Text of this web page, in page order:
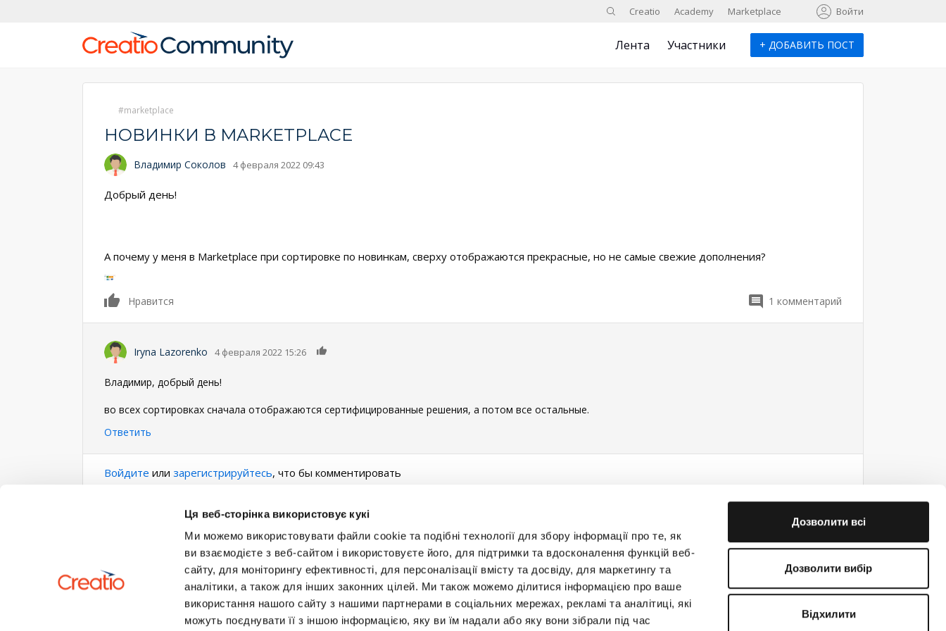
Ця веб-сторінка використовує кукі
Ми можемо використовувати файли cookie та подібні технології для збору інформації про те, як
ви взаємодієте з веб-сайтом і використовуєте його, для підтримки та вдосконалення функцій веб-
сайту, для моніторингу ефективності, для персоналізації вмісту та досвіду, для маркетингу та
аналітики, а також для інших законних цілей. Ми також можемо ділитися інформацією про ваше
використання нашого сайту з нашими партнерами в соціальних мережах, рекламі та аналітиці, які
можуть поєднувати її з іншою інформацією, яку ви їм надали або яку вони зібрали під час
Дозволити всі
Дозволити вибір
Відхилити
ПоискCreatio Academy Marketplace Войти
Лента Участники + ДОБАВИТЬ ПОСТ
marketplace
НОВИНКИ В MARKETPLACE
Владимир Соколов 4 февраля 2022 09:43
Добрый день!
А почему у меня в Marketplace при сортировке по новинкам, сверху отображаются прекрасные, но не самые свежие дополнения?
0
Нравится 1 комментарий
Iryna Lazorenko 4 февраля 2022 15:26
Владимир, добрый день!
во всех сортировках сначала отображаются сертифицированные решения, а потом все остальные.
Ответить
Войдите или зарегистрируйтесь, что бы комментировать
Будьте на связи!